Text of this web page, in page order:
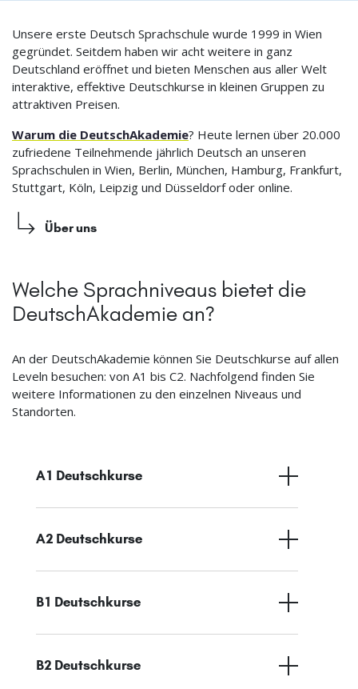
Unsere erste Deutsch Sprachschule wurde 1999 in Wien
gegründet. Seitdem haben wir acht weitere in ganz
Deutschland eröffnet und bieten Menschen aus aller Welt
interaktive, effektive Deutschkurse in kleinen Gruppen zu
attraktiven Preisen.
Warum die DeutschAkademie? Heute lernen über 20.000
zufriedene Teilnehmende jährlich Deutsch an unseren
Sprachschulen in Wien, Berlin, München, Hamburg, Frankfurt,
Stuttgart, Köln, Leipzig und Düsseldorf oder online.
Über uns
Welche Sprachniveaus bietet die
DeutschAkademie an?
An der DeutschAkademie können Sie Deutschkurse auf allen
Leveln besuchen: von A1 bis C2. Nachfolgend finden Sie
weitere Informationen zu den einzelnen Niveaus und
Standorten.
A1 Deutschkurse
A2 Deutschkurse
B1 Deutschkurse
B2 Deutschkurse